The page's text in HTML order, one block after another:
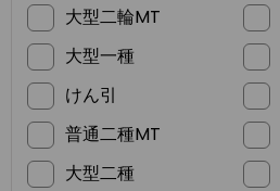
大型二輪MT
大型一種
けん引
普通二種MT
大型二種